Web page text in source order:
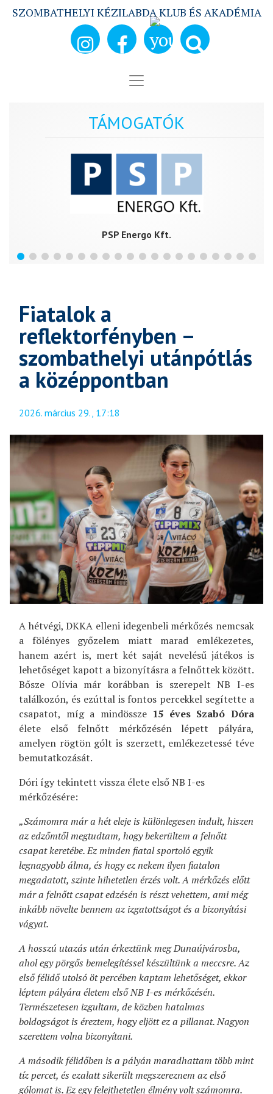
SZOMBATHELYI KÉZILABDA KLUB ÉS AKADÉMIA
TÁMOGATÓK
PSP Energo Kft.
Fiatalok a
reflektorfényben –
szombathelyi utánpótlás
a középpontban
2026. március 29., 17:18
A hétvégi, DKKA elleni idegenbeli mérkőzés nemcsak
a fölényes győzelem miatt marad emlékezetes,
hanem azért is, mert két saját nevelésű játékos is
lehetőséget kapott a bizonyításra a felnőttek között.
Bősze Olívia már korábban is szerepelt NB I-es
találkozón, és ezúttal is fontos percekkel segítette a
csapatot, míg a mindössze15 éves Szabó Dóra
élete első felnőtt mérkőzésén lépett pályára,
amelyen rögtön gólt is szerzett, emlékezetessé téve
bemutatkozását.
Dóri így tekintett vissza élete első NB I-es
mérkőzésére:
„Számomra már a hét eleje is különlegesen indult, hiszen
az edzőmtől megtudtam, hogy bekerültem a felnőtt
csapat keretébe. Ez minden fiatal sportoló egyik
legnagyobb álma, és hogy ez nekem ilyen fiatalon
megadatott, szinte hihetetlen érzés volt. A mérkőzés előtt
már a felnőtt csapat edzésén is részt vehettem, ami még
inkább növelte bennem az izgatottságot és a bizonyítási
vágyat.
A hosszú utazás után érkeztünk meg Dunaújvárosba,
ahol egy pörgős bemelegítéssel készültünk a meccsre. Az
első félidő utolsó öt percében kaptam lehetőséget, ekkor
léptem pályára életem első NB I-es mérkőzésén.
Természetesen izgultam, de közben hatalmas
boldogságot is éreztem, hogy eljött ez a pillanat. Nagyon
szerettem volna bizonyítani.
A második félidőben is a pályán maradhattam több mint
tíz percet, és ezalatt sikerült megszereznem az első
gólomat is. Ez egy felejthetetlen élmény volt számomra.